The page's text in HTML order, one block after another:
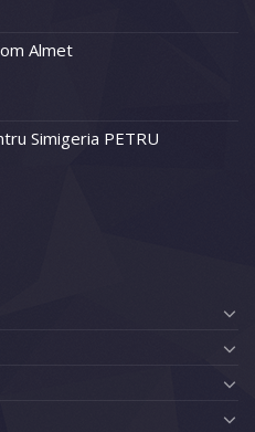
Almet
Simigeria PETRU